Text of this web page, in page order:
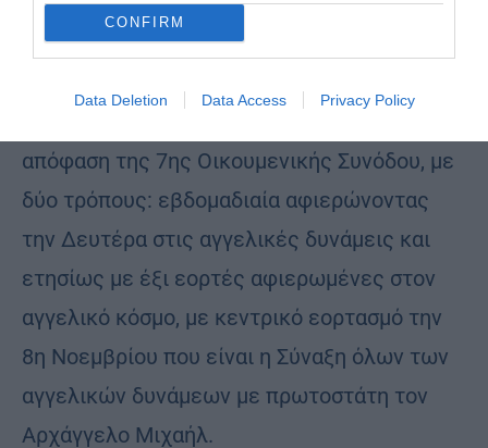
CONFIRM
Data Deletion Data Access Privacy Policy
καθρέπτης, ο οποίος αντανακλά την
απέραντη αγάπη και καλοσύνη του Θεού».
απόφαση της 7ης Οικουμενικής Συνόδου, με
δύο τρόπους: εβδομαδιαία αφιερώνοντας
την Δευτέρα στις αγγελικές δυνάμεις και
ετησίως με έξι εορτές αφιερωμένες στον
αγγελικό κόσμο, με κεντρικό εορτασμό την
8η Νοεμβρίου που είναι η Σύναξη όλων των
αγγελικών δυνάμεων με πρωτοστάτη τον
Αρχάγγελο Μιχαήλ.